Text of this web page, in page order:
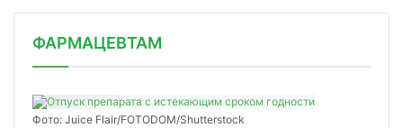
ФАРМАЦЕВТАМ
Фото: Juice Flair/FOTODOM/Shutterstoсk